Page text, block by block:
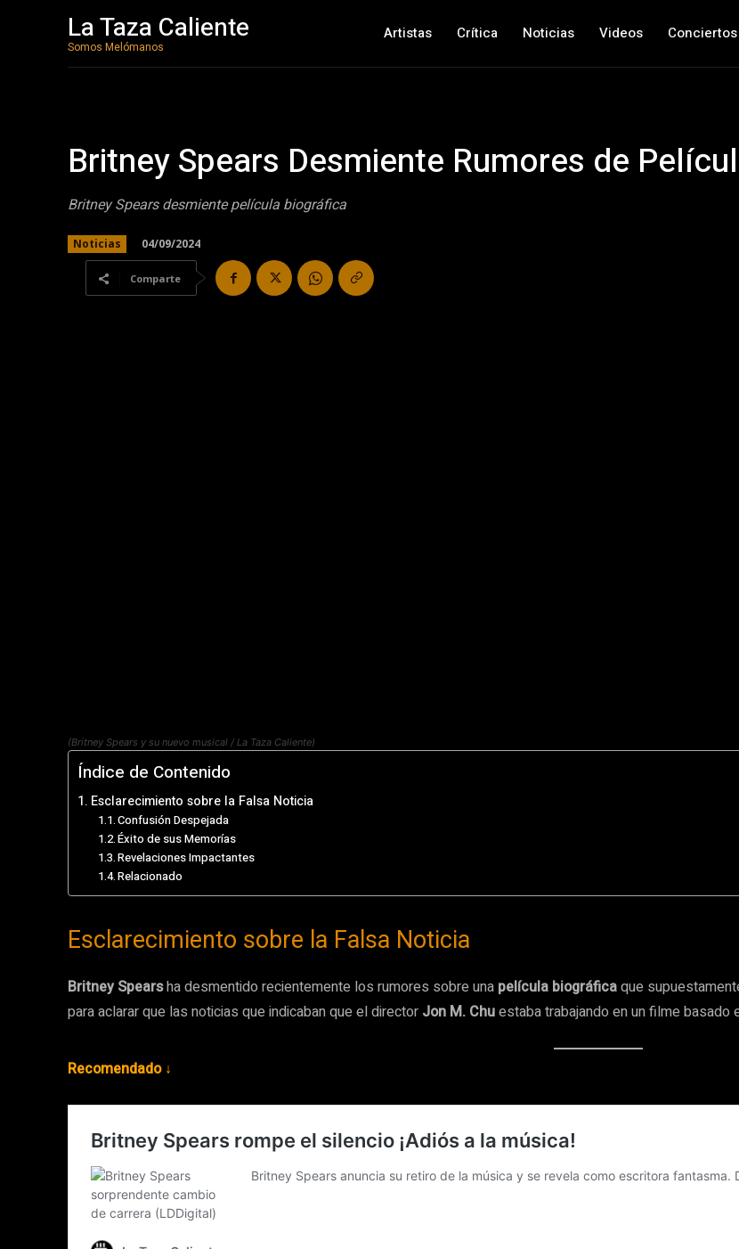
La Taza Caliente
Somos Melómanos
Artistas Crítica Noticias Videos
Britney Spears Desmiente Rumores de
Britney Spears desmiente película biográfica
Noticias 04/09/2024
Comparte
(Britney Spears y su nuevo musical / La Taza Caliente)
Índice de Contenido
Esclarecimiento sobre la Falsa Noticia
Confusión Despejada
Éxito de sus Memorías
Revelaciones Impactantes
Relacionado
Esclarecimiento sobre la Falsa Noticia
Britney Spearsha desmentido recientemente los rumores sobre una película biográficaque
para aclarar que las noticias que indicaban que el director Jon M. Chuestaba trabajando en un filme basado
Recomendado ↓